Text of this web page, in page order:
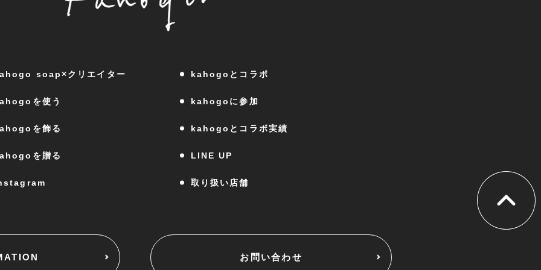
soap×クリエイター
を使う
を飾る
を贈る
kahogoとコラボ
kahogoに参加
kahogoとコラボ実績
LINE UP
取り扱い店舗
お問い合わせ